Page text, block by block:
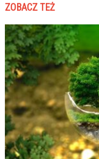
ZOBACZ TEŻ